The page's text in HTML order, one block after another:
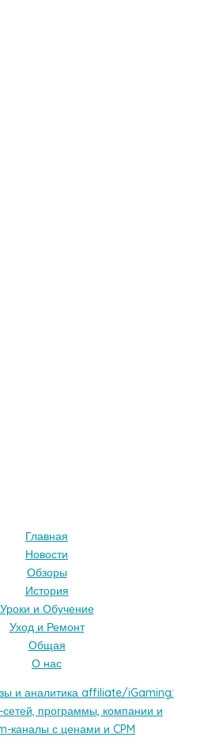
Главная
Новости
Обзоры
История
Уроки и Обучение
Уход и Ремонт
Общая
О нас
и аналитика affiliate/iGaming:
сетей, программы, компании и
каналы с ценами и CPM